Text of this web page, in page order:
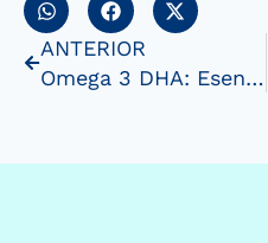
ANTERIOR
Omega 3 DHA: Esencial para el Crecimiento y DesarrolloInfantil